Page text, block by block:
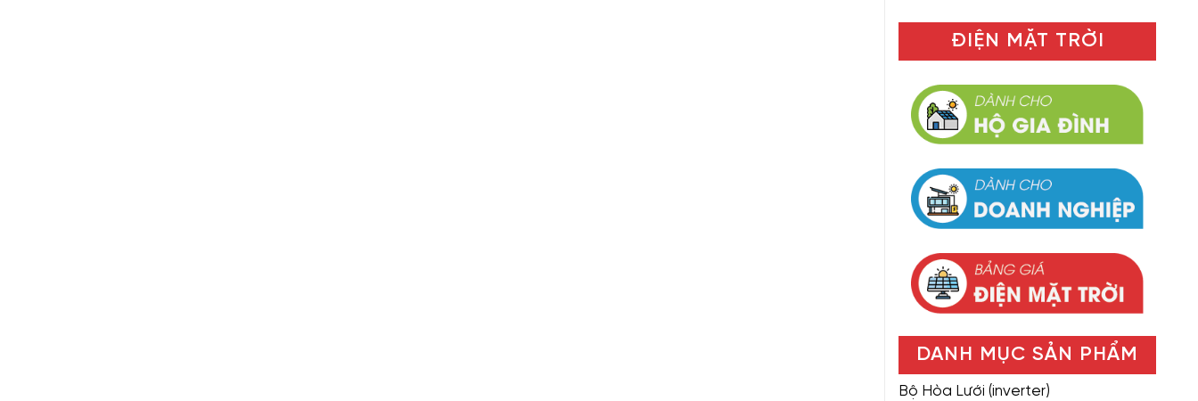
ĐIỆN MẶT TRỜI
DANH MỤC SẢN PHẨM
Bộ Hòa Lưới (inverter)